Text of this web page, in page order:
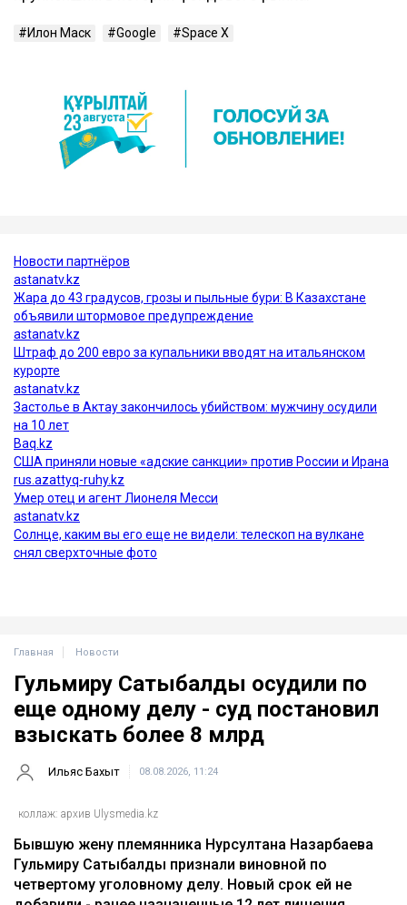
Илон Маск Google Space X
Главная Новости
Гульмиру Сатыбалды осудили по